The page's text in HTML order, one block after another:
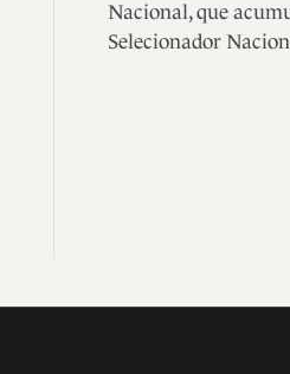
Nacional, que
Selecionador